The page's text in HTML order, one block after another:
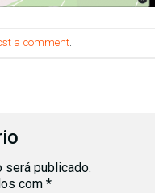
a comment.
será publicado.
com *